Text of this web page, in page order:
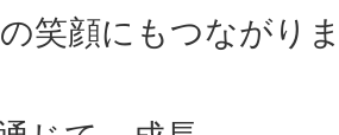
笑顔にもつながり